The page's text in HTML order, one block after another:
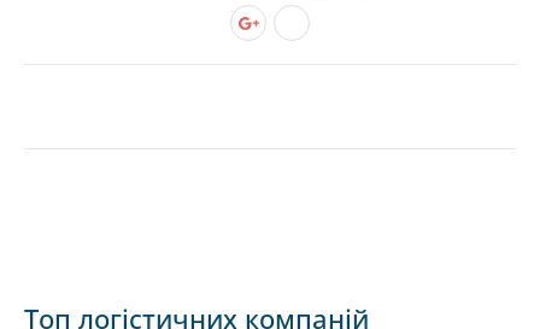
Топ логістичних компаній